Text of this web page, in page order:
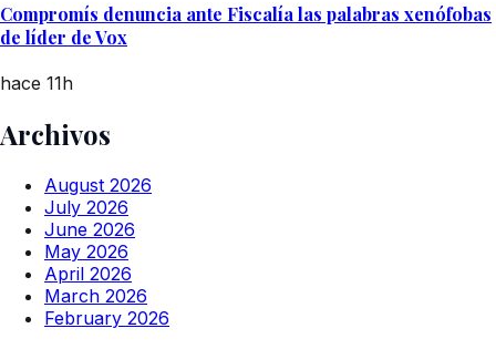
Compromís denuncia ante Fiscalía las palabras xenófobas
de líder de Vox
hace 11h
Archivos
August 2026
July 2026
June 2026
May 2026
April 2026
March 2026
February 2026